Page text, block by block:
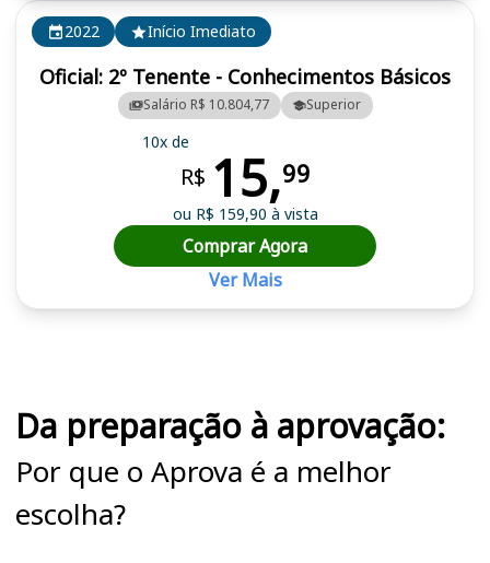
2022 Início Imediato
Oficial: 2º Tenente - Conhecimentos Básicos
Salário R$ 10.804,77 Superior
10x de
R$ 15,99
ou R$ 159,90 à vista
Comprar Agora
Ver Mais
Da preparação à aprovação:
Por que o Aprova é a melhor
escolha?